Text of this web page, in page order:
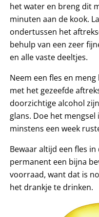
het water en breng dit
minuten aan de kook.
ondertussen het
behulp van een zeer
en alle vaste deeltjes.
Neem een fles en
met het gezeefde
doorzichtige alcohol
glans. Doe het
minstens een week
Bewaar altijd een fles
permanent een bijna
voorraad, want dat is
het drankje te drinken.